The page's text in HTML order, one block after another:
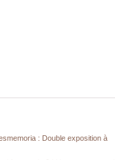
: Double exposition à